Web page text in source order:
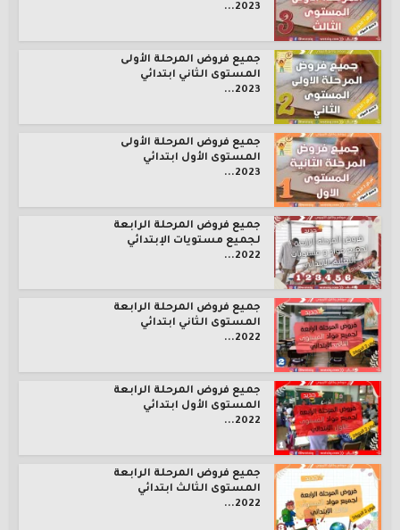
2023...
جميع فروض المرحلة الأولى
المستوى الثاني ابتدائي
2023...
جميع فروض المرحلة الأولى
المستوى الأول ابتدائي
2023...
جميع فروض المرحلة الرابعة
لجميع مستويات الإبتدائي
2022...
جميع فروض المرحلة الرابعة
المستوى الثاني ابتدائي
2022...
جميع فروض المرحلة الرابعة
المستوى الأول ابتدائي
2022...
جميع فروض المرحلة الرابعة
المستوى الثالث ابتدائي
2022...